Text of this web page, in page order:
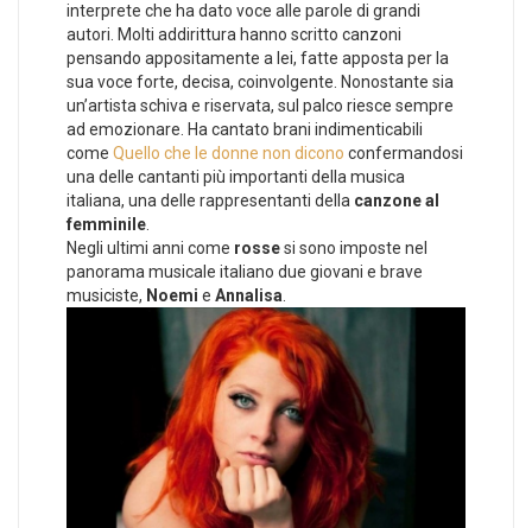
interprete che ha dato voce alle parole di grandi
autori. Molti addirittura hanno scritto canzoni
pensando appositamente a lei, fatte apposta per la
sua voce forte, decisa, coinvolgente. Nonostante sia
un’artista schiva e riservata, sul palco riesce sempre
ad emozionare. Ha cantato brani indimenticabili
come Quello che le donne non dicono confermandosi
una delle cantanti più importanti della musica
italiana, una delle rappresentanti della canzone al
femminile.
Negli ultimi anni come rossesi sono imposte nel
panorama musicale italiano due giovani e brave
musiciste, Noemi e Annalisa.